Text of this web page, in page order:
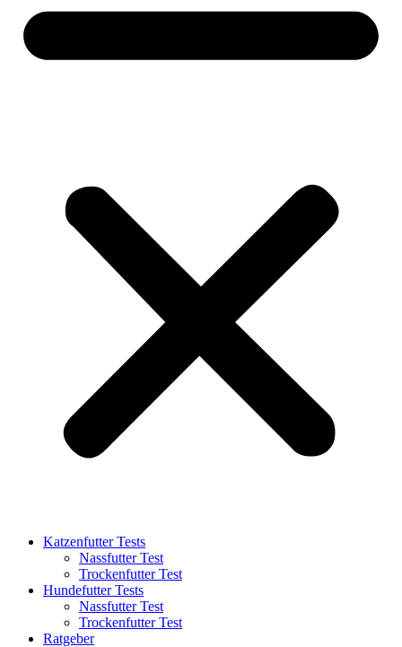
Katzenfutter Tests
Nassfutter Test
Trockenfutter Test
Hundefutter Tests
Nassfutter Test
Trockenfutter Test
Ratgeber